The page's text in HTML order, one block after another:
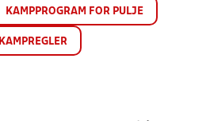
KAMPPROGRAM FOR PULJE
KAMPREGLER